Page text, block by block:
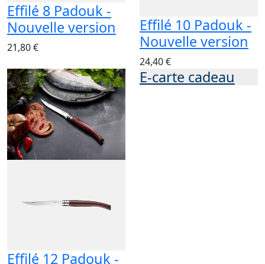
Effilé 8 Padouk -
Nouvelle version
21,80 €
Effilé 10 Padouk -
Nouvelle version
24,40 €
Effilé 12 Padouk -
E-carte cadeau